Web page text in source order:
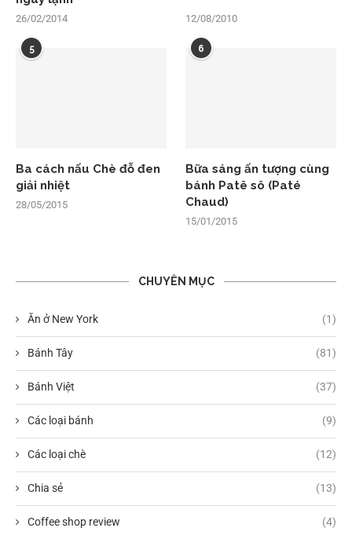
26/02/2014 12/08/2010
5
Ba cách nấu Chè đỗ đen
giải nhiệt
28/05/2015
6
Bữa sáng ấn tượng cùng
bánh Patê sô (Paté
Chaud)
15/01/2015
CHUYÊN MỤC
Ăn ở New York (1)
Bánh Tây (81)
Bánh Việt (37)
Các loại bánh (9)
Các loại chè (12)
Chia sẻ (13)
Coffee shop review (4)